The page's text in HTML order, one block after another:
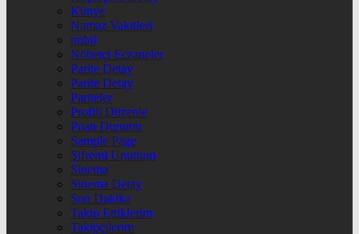
Künye
Namaz Vakitleri
nnbil
Nöbetçi Eczaneler
Parite Detay
Parite Detay
Pariteler
Profili Düzenle
Puan Durumu
Sample Page
Şifremi Unuttum
Sinema
Sinema Detay
Son Dakika
Takip Ettiklerim
Takipçilerim